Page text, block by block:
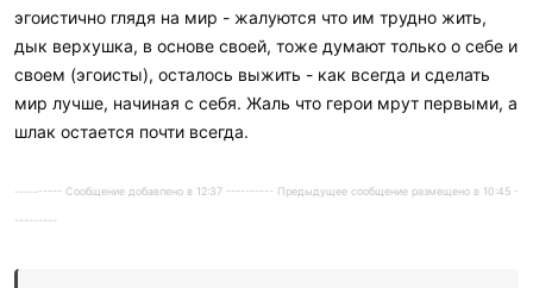
эгоистично глядя на мир - жалуются что им трудно жить,
дык верхушка, в основе своей, тоже думают только о себе и
своем (эгоисты), осталось выжить - как всегда и сделать
мир лучше, начиная с себя. Жаль что герои мрут первыми, а
шлак остается почти всегда.
---------- Сообщение добавлено в 12:37 ---------- Предыдущее сообщение размещено в 10:45 -
---------